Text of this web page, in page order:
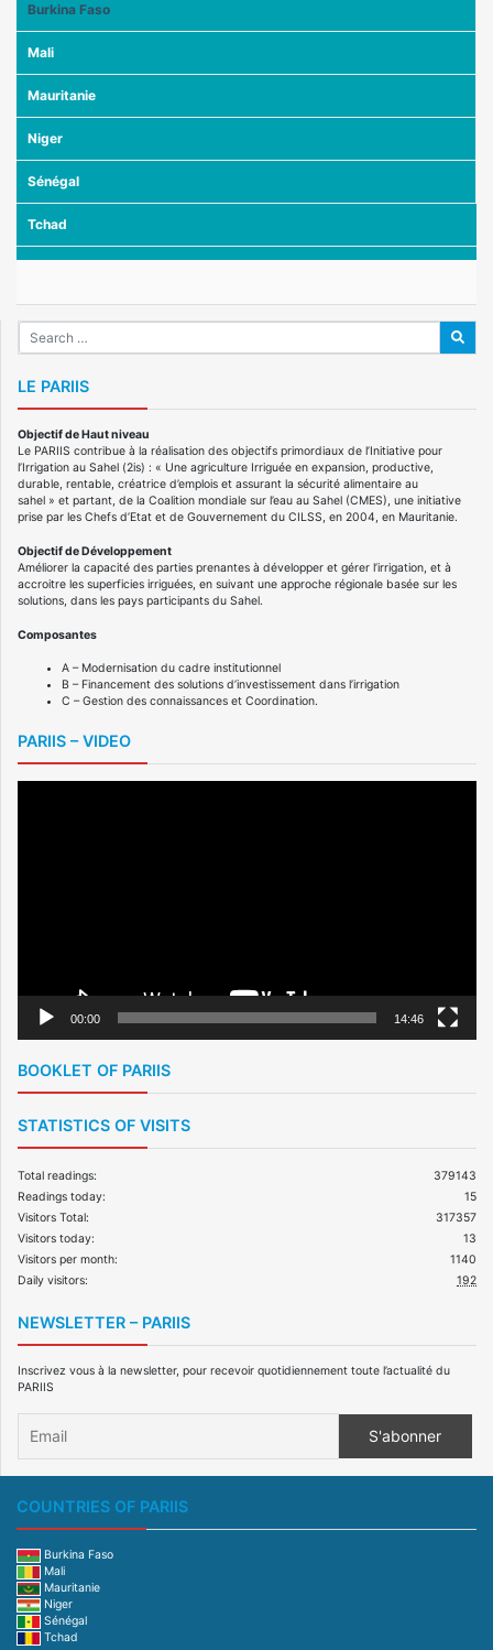
Burkina Faso
Mali
Mauritanie
Niger
Sénégal
Tchad
LE PARIIS
Objectif de Haut niveau
Le PARIIS contribue à la réalisation des objectifs primordiaux de l’Initiative pour
l’Irrigation au Sahel (2is) : « Une agriculture Irriguée en expansion, productive,
durable, rentable, créatrice d’emplois et assurant la sécurité alimentaire au
sahel » et partant, de la Coalition mondiale sur l’eau au Sahel (CMES), une initiative
prise par les Chefs d’Etat et de Gouvernement du CILSS, en 2004, en Mauritanie.
Objectif de Développement
Améliorer la capacité des parties prenantes à développer et gérer l’irrigation, et à
accroitre les superficies irriguées, en suivant une approche régionale basée sur les
solutions, dans les pays participants du Sahel.
Composantes
A – Modernisation du cadre institutionnel
B – Financement des solutions d’investissement dans l’irrigation
C – Gestion des connaissances et Coordination.
PARIIS – VIDEO
00:00 14:46
BOOKLET OF PARIIS
STATISTICS OF VISITS
379143
Total readings:
15
Readings today:
317357
Visitors Total:
13
Visitors today:
1140
Visitors per month:
192
Daily visitors:
NEWSLETTER – PARIIS
Inscrivez vous à la newsletter, pour recevoir quotidiennement toute l’actualité du
PARIIS
COUNTRIES OF PARIIS
Burkina Faso
Mali
Mauritanie
Niger
Sénégal
Tchad